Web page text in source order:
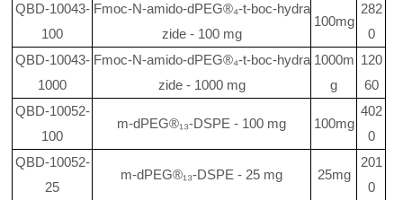
QBD-10043-
100
Fmoc-N-amido-dPEG®₄-t-boc-hydra
zide - 100 mg
100mg
282
0
QBD-10043-
1000
Fmoc-N-amido-dPEG®₄-t-boc-hydra
zide - 1000 mg
1000m
g
120
60
QBD-10052-
100
m-dPEG®₁₃-DSPE - 100 mg 100mg
402
0
QBD-10052-
25
m-dPEG®₁₃-DSPE - 25 mg 25mg
201
0